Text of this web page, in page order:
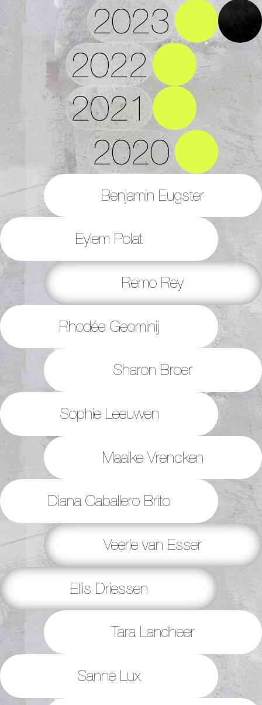
2023
2022
2021
2020
Benjamin Eugster
Eylem Polat
Remo Rey
Rhodée Geominij
Sharon Broer
Sophie Leeuwen
Maaike Vrencken
Diana Caballero Brito
Veerle van Esser
Ellis Driessen
Tara Landheer
Sanne Lux